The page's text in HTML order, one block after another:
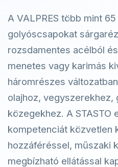
A VALPRES több mint
golyóscsapokat
rozsdamentes acélból
menetes vagy karimás
háromrészes
olajhoz, vegyszerekhez,
közegekhez. A STASTO
kompetenciát közvetlen
hozzáféréssel, műszaki
megbízható ellátással